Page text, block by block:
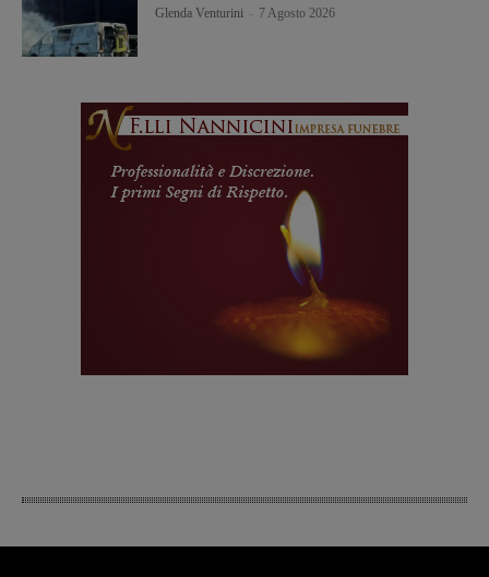
Glenda Venturini 7 Agosto 2026